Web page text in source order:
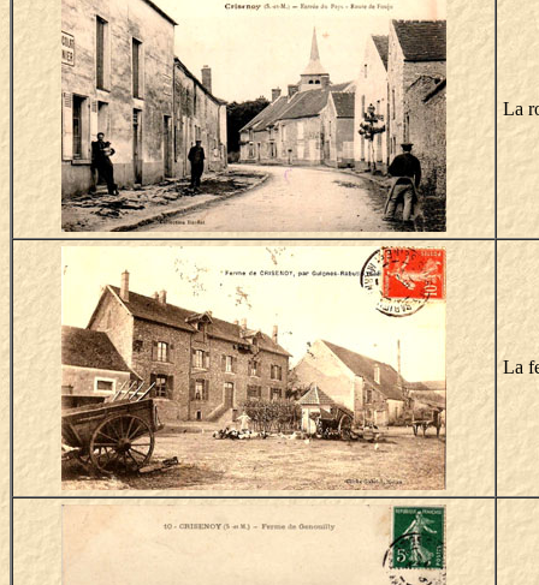
La
La